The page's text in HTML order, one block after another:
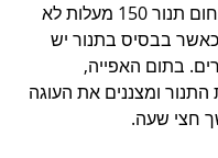
חמישים דקות בחום תנור 150 מעלות לא
כאשר בבסיס בתנור יש
בתום האפייה,
ומצננים את העוגה
חצי שעה.